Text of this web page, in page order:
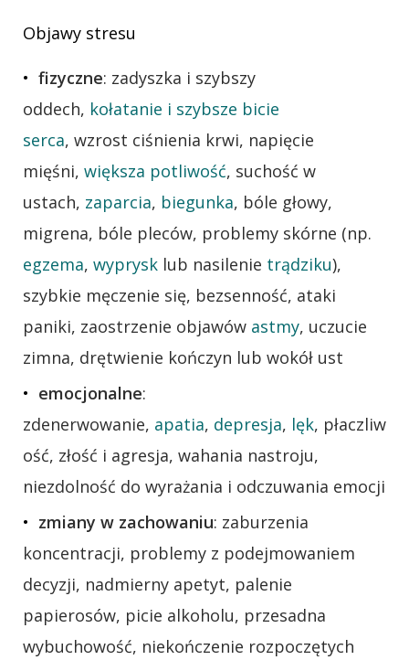
Objawy stresu
fizyczne: zadyszka i szybszy
oddech, kołatanie i szybsze bicie
serca, wzrost ciśnienia krwi, napięcie
mięśni, większa potliwość, suchość w
ustach, zaparcia, biegunka, bóle głowy,
migrena, bóle pleców, problemy skórne (np.
egzema, wyprysk lub nasilenie trądziku),
szybkie męczenie się, bezsenność, ataki
paniki, zaostrzenie objawów astmy, uczucie
zimna, drętwienie kończyn lub wokół ust
emocjonalne:
zdenerwowanie, apatia, depresja, lęk, płaczliw
ość, złość i agresja, wahania nastroju,
niezdolność do wyrażania i odczuwania emocji
zmiany w zachowaniu: zaburzenia
koncentracji, problemy z podejmowaniem
decyzji, nadmierny apetyt, palenie
papierosów, picie alkoholu, przesadna
wybuchowość, niekończenie rozpoczętych